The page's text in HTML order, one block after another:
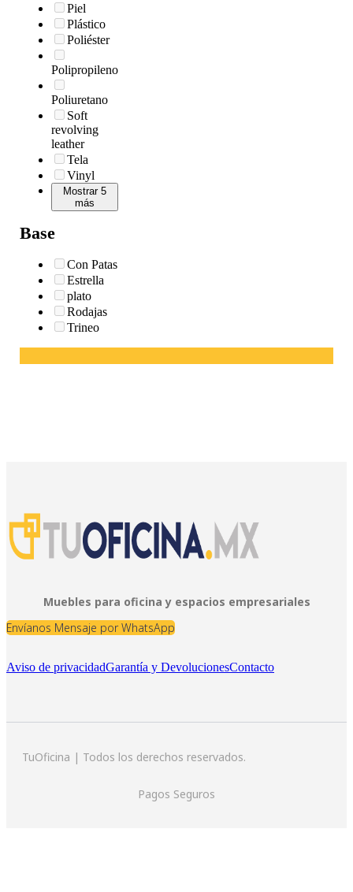
Piel
Plástico
Poliéster
Polipropileno
Poliuretano
Soft
revolving
leather
Tela
Vinyl
Mostrar 5
más
Base
Con Patas
Estrella
plato
Rodajas
Trineo
Muebles para oficina y espacios empresariales
Envíanos Mensaje por WhatsApp
Aviso de privacidadGarantía y DevolucionesContacto
TuOficina | Todos los derechos reservados.
Pagos Seguros